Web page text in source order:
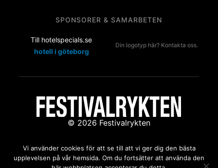
SPONSORER & SAMARBETEN
Till hotelspecials.se
hotell i göteborg
Din logotyp här? Kontakta oss.
© 2026 Festivalrykten
Kontakta oss:redaktion@festivalrykten.se
Vi använder cookies för att se till att vi ger dig den bästa
upplevelsen på vår hemsida. Om du fortsätter att använda den